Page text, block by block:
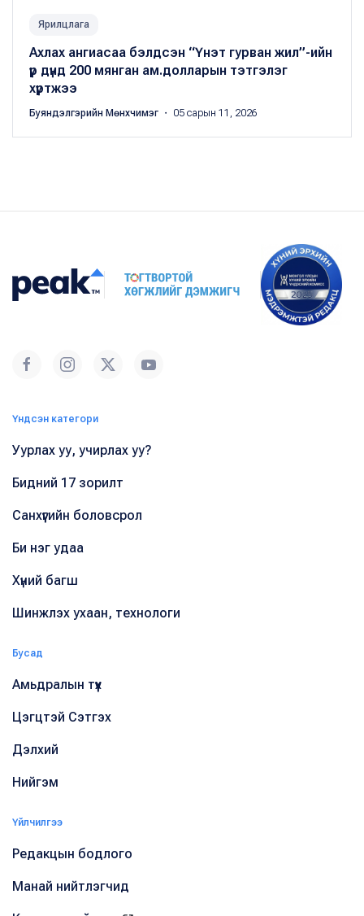
Ярилцлага
Ахлах ангиасаа бэлдсэн “Үнэт гурван жил”-ийн
үр дүнд 200 мянган ам.долларын тэтгэлэг
хүртжээ
Буяндэлгэрийн Мөнхчимэг ・ 05 сарын 11, 2026
Үндсэн категори
Уурлах уу, учирлах уу?
Бидний 17 зорилт
Санхүүгийн боловсрол
Би нэг удаа
Хүний багш
Шинжлэх ухаан, технологи
Бусад
Амьдралын түүх
Цэгцтэй Сэтгэх
Дэлхий
Нийгэм
Үйлчилгээ
Редакцын бодлого
Манай нийтлэгчид